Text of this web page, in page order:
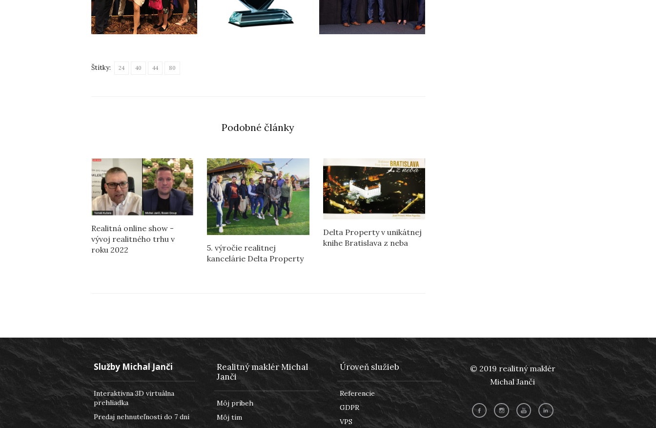
Štítky: 24 40 44 80
Podobné články
Realitná online show -
vývoj realitného trhu v
roku 2022
5. výročie realitnej
kancelárie Delta Property
Delta Property v unikátnej
knihe Bratislava z neba
Služby Michal Janči
Interaktívna 3D virtuálna
prehliadka
Predaj nehnuteľnosti do 7 dní
Realitný maklér Michal
Janči
Môj príbeh
Môj tím
Úroveň služieb
Referencie
GDPR
VPS
© 2019 realitný maklér
Michal Janči